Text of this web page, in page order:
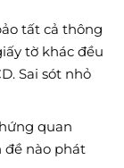
tất cả thông
tờ khác đều
Sai sót nhỏ
quan
đề nào phát